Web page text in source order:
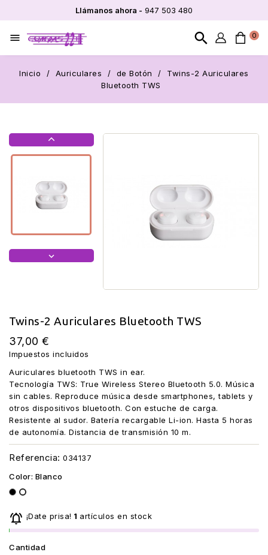
Llámanos ahora - 947 503 480
0
search

Inicio Auriculares de Botón
Twins-2 Auriculares
Bluetooth TWS


Twins-2 Auriculares Bluetooth TWS
37,00 €
Impuestos incluidos
Auriculares bluetooth TWS in ear.
Tecnología TWS: True Wireless Stereo Bluetooth 5.0. Música
sin cables. Reproduce música desde smartphones, tablets y
otros dispositivos bluetooth. Con estuche de carga.
Resistente al sudor. Batería recargable Li-ion. Hasta 5 horas
de autonomía. Distancia de transmisión 10 m.
Referencia: 034137
Color: Blanco
NegroBlanco
 ¡Date prisa! 1 artículos en stock
Cantidad